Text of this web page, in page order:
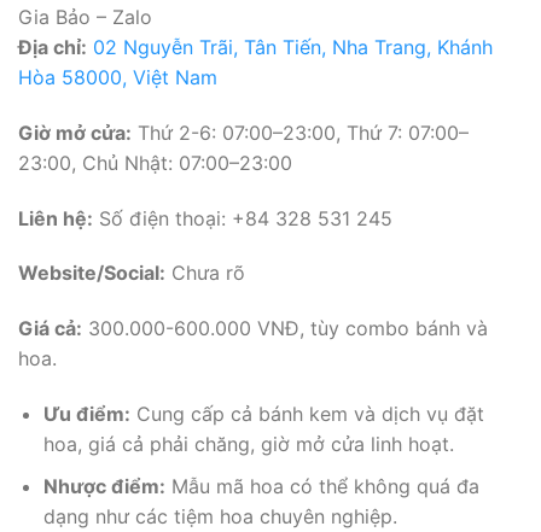
Gia Bảo – Zalo
Địa chỉ: 02 Nguyễn Trãi, Tân Tiến, Nha Trang, Khánh
Hòa 58000, Việt Nam
Giờ mở cửa: Thứ 2-6: 07:00–23:00, Thứ 7: 07:00–
23:00, Chủ Nhật: 07:00–23:00
Liên hệ: Số điện thoại: +84 328 531 245
Website/Social: Chưa rõ
Giá cả: 300.000-600.000 VNĐ, tùy combo bánh và
hoa.
Ưu điểm: Cung cấp cả bánh kem và dịch vụ đặt
hoa, giá cả phải chăng, giờ mở cửa linh hoạt.
Nhược điểm: Mẫu mã hoa có thể không quá đa
dạng như các tiệm hoa chuyên nghiệp.